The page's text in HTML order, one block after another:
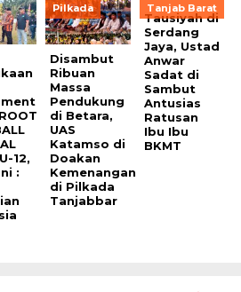
12,
:
Pilkada
Disambut
Ribuan
Massa
Pendukung
di Betara,
UAS
Katamso di
Doakan
Kemenangan
di Pilkada
Tanjabbar
Tanjab Barat
Tausiyah di
Serdang
Jaya, Ustad
Anwar
Sadat di
Sambut
Antusias
Ratusan
Ibu Ibu
BKMT